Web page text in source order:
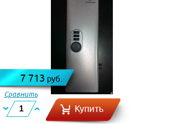
7 713 руб.
Сравнить
Купить